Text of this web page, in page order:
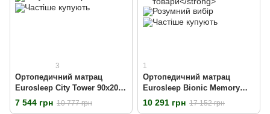
3
Ортопедичний матрац
Eurosleep City Tower 90х200
см
7 544 грн 10 777 грн
1
Ортопедичний матрац
Eurosleep Bionic Memory
90х200 см
10 291 грн 17 152 грн